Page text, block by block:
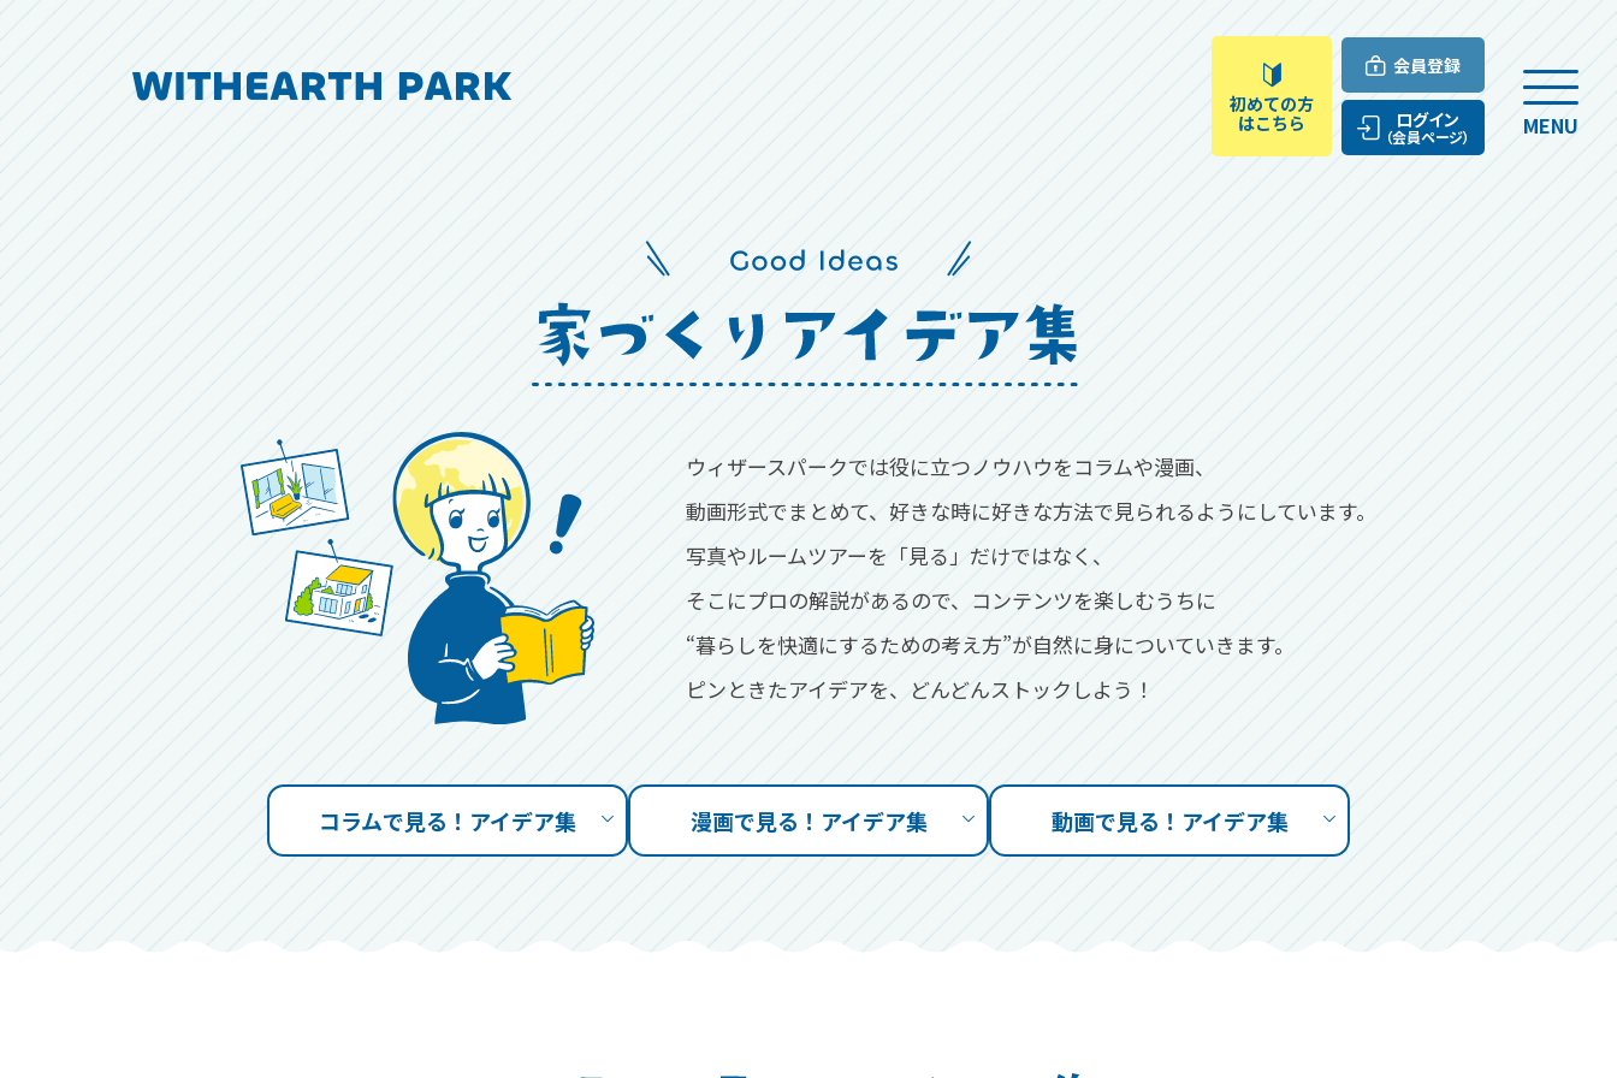
初めての方
はこちら
会員登録
ログイン
（会員ページ） MENU
ウィザースパークでは役に立つノウハウをコラムや漫画、
動画形式でまとめて、好きな時に好きな方法で見られるようにしています。
写真やルームツアーを「見る」だけではなく、
そこにプロの解説があるので、コンテンツを楽しむうちに
“暮らしを快適にするための考え方”が自然に身についていきます。
ピンときたアイデアを、どんどんストックしよう！
コラムで見る ！ アイデア集 漫画で見る ！ アイデア集 動画で見る ！ アイデア集